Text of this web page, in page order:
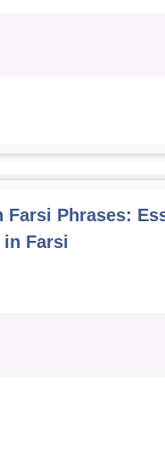
Farsi Phrases:
Farsi